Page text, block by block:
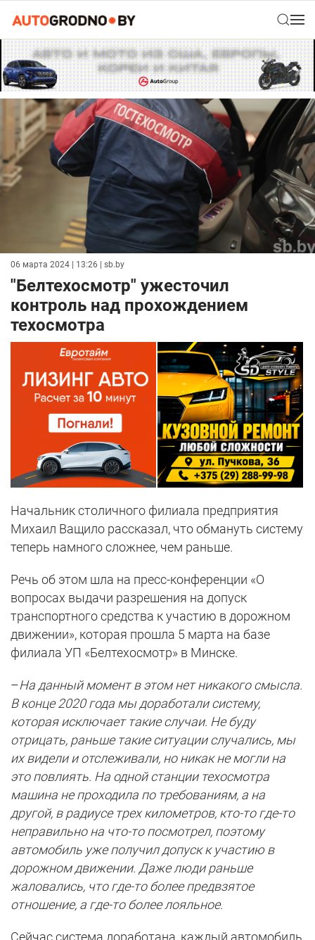
06 марта 2024 | 13:26 | sb.by
"Белтехосмотр" ужесточил
контроль над прохождением
техосмотра
Начальник столичного филиала предприятия
Михаил Ващило рассказал, что обмануть систему
теперь намного сложнее, чем раньше.
Речь об этом шла на пресс-конференции «О
вопросах выдачи разрешения на допуск
транспортного средства к участию в дорожном
движении», которая прошла 5 марта на базе
филиала УП «Белтехосмотр» в Минске.
–На данный момент в этом нет никакого смысла.
В конце 2020 года мы доработали систему,
которая исключает такие случаи. Не буду
отрицать, раньше такие ситуации случались, мы
их видели и отслеживали, но никак не могли на
это повлиять. На одной станции техосмотра
машина не проходила по требованиям, а на
другой, в радиусе трех километров, кто-то где-то
неправильно на что-то посмотрел, поэтому
автомобиль уже получил допуск к участию в
дорожном движении. Даже люди раньше
жаловались, что где-то более предвзятое
отношение, а где-то более лояльное.
Сейчас система доработана, каждый автомобиль,